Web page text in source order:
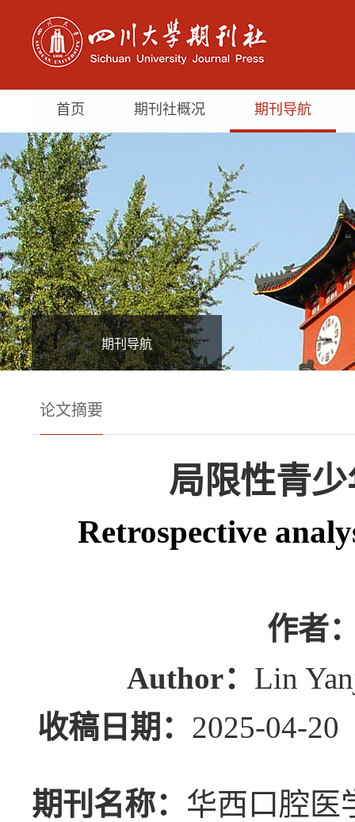
首页 期刊社概况 期刊导航
期刊导航
论文摘要
局限性青
Retrospective
作者
Author： Lin
收稿日期： 2025-
期刊名称： 华西口腔医